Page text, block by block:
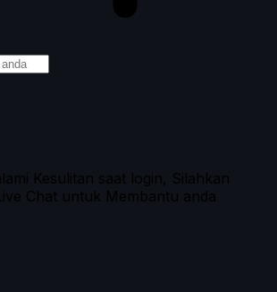
Kesulitan saat login, Silahkan
Chat untuk Membantu anda